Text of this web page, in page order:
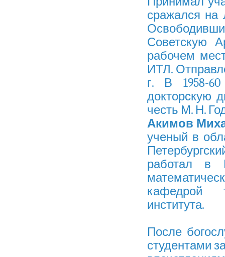
сражался на
Советскую
рабочем
ИТЛ.
г. В 1958-
докторскую
честь М. Н.
Акимов
ученый в
работал в
кафедрой
института.
После
студентами